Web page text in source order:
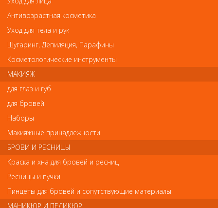
Как оплатить? Как получить?
Длина щипцов: 11.5 см
Длина лезвий: 10 мм
Пружина: Одна
Соединение: Муфтовое
Покрытие: Блестящее
Материал: Инструментальная сталь
Код: 8475267
Отзывы
Ваш отзыв станет первым
Антивозрастная косметика
Уход для тела и рук
Шугаринг, Депиляция, Парафины
Косметологические инструменты
МАКИЯЖ
для глаз и губ
для бровей
Наборы
Макияжные принадлежности
БРОВИ И РЕСНИЦЫ
Краска и хна для бровей и ресниц
Ресницы и пучки
Пинцеты для бровей и сопутствующие материалы
МАНИКЮР И ПЕДИКЮР